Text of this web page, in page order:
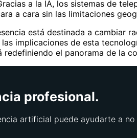
a la IA, los sistemas de
a cara sin las limitaciones
está destinada a cambiar
implicaciones de esta
el panorama de la
profesional.
artificial puede ayudarte a